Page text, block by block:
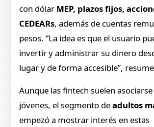
con dólar MEP, plazos fijos,
CEDEARs, además de cuentas
pesos. “La idea es que el usuario
invertir y administrar su dinero
lugar y de forma accesible”,
Aunque las fintech suelen
jóvenes, el segmento deadultos
empezó a mostrar interés en estas